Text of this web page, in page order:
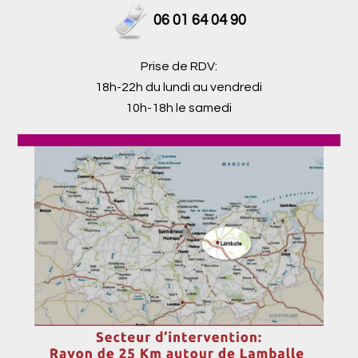
06 01 64 04 90
Prise de RDV:
18h-22h du lundi au vendredi
10h-18h le samedi